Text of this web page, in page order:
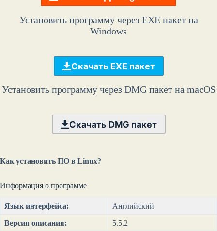
Установить программу через EXE пакет на
Windows
Скачать EXE пакет
Установить программу через DMG пакет на macOS
Скачать DMG пакет
Как установить ПО в Linux?
Информация о программе
Язык интерфейса: Английский
Версия описания: 5.5.2